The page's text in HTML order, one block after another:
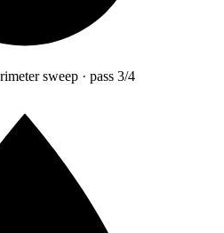
sweep · pass 3/4